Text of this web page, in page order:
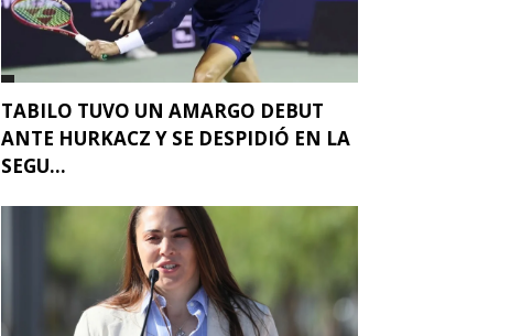
TABILO TUVO UN AMARGO DEBUT
ANTE HURKACZ Y SE DESPIDIÓ EN LA
SEGU...